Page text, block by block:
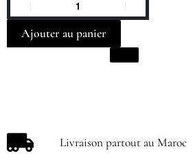
Livraison partout au Maroc
Ajouter au panier